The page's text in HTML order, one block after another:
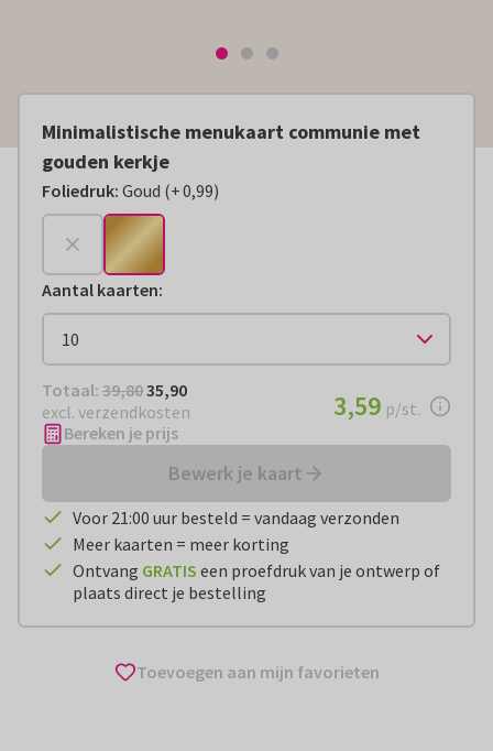
Minimalistische menukaart communie met
gouden kerkje
Foliedruk: Goud (
+€ 0,99
+0,99)
Aantal kaarten:
Totaal: € 35,90
Totaal: 39,8035,90
excl. verzendkosten
€ 3,59per stuk
3,59 p/st.
Bereken je prijs
Bewerk je kaart
Voor 21:00 uur besteld = vandaag verzonden
Meer kaarten = meer korting
Ontvang GRATIS een proefdruk van je ontwerp of
plaats direct je bestelling
Toevoegen aan mijn favorieten